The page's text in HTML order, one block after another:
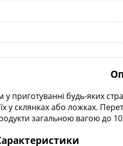
приготуванні будь-яких
їх у склянках або ложках.
загальною вагою до